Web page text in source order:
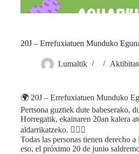
20J – Errefuxiatuen Munduko
Lumaltik
🌍 20J – Errefuxiatuen Munduko
Pertsona guztiek dute babeserako,
Horregatik, ekainaren 20an kalera
aldarrikatzeko. ✊🏽💜
Todas las personas tienen derecho
eso, el próximo 20 de junio